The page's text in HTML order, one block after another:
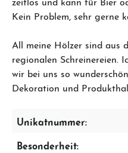
Kein Problem, sehr gerne
All meine Hölzer sind aus
regionalen Schreinereien.
wir bei uns so
Dekoration und
Unikatnummer:
Besonderheit: